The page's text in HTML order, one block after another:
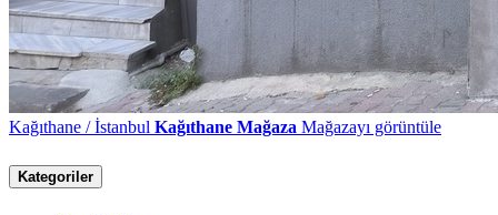
Kağıthane / İstanbul Kağıthane Mağaza Mağazayı görüntüle
Kategoriler